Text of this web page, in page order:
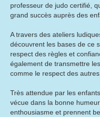
professeur de judo certifié,
grand succès auprès des
A travers des ateliers
découvrent les bases de ce
respect des règles et
également de transmettre
comme le respect des
Très attendue par les
vécue dans la bonne
enthousiasme et prennent